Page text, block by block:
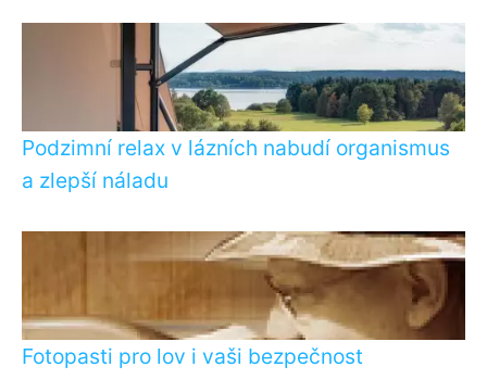
Podzimní relax v lázních nabudí organismus
a zlepší náladu
Fotopasti pro lov i vaši bezpečnost